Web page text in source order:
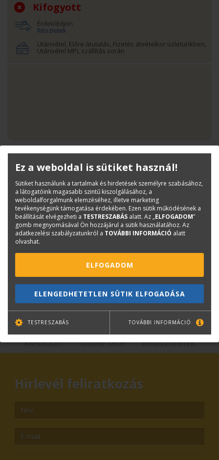
Kifogyott
Érdeklődjön
Részletek
Utánvétel, Előre átutalás, Fizetés átvételkor üzletünkben,
Utánvétel MPL szállítás során
Termékinfó
Canon tintapatronok
Cikkszám:
CF5311B001AA
Márka:
CANON
Kérdése van?
Plotter értékesítés
Központi elérhetőségek
lfp@terc.hu
KAPCSOLAT ONLINE SHOP RENDEZVÉNYEK
Hírlevél feliratkozás
Ez a weboldal is sütiket használ!
Sütiket használunk a tartalmak és hirdetések személyre szabásához,
a látogatóink magasabb szintű kiszolgálásához, a
weboldalforgalmunk elemzéséhez, illetve marketing
tevékenységünk támogatása érdekében. Ezen sütik működésének a
beállítását elvégezheti a TESTRESZABÁS alatt. Az „ELFOGADOM”
gomb megnyomásával Ön hozzájárul a sütik használatához. Az
adatkezelési szabályzatunkról a TOVÁBBI INFORMÁCIÓ alatt
olvashat.
ELFOGADOM
ELENGEDHETETLEN SÜTIK ELFOGADÁSA
TESTRESZABÁS TOVÁBBI INFORMÁCIÓ